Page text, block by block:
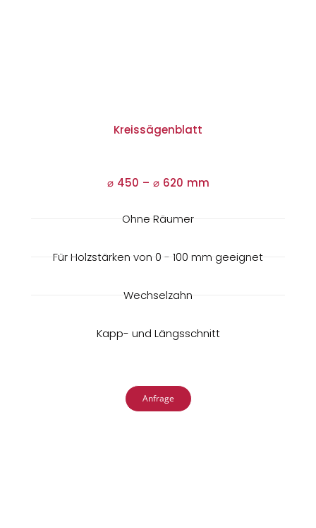
Kreissägenblatt
⌀ 450 – ⌀620 mm
Ohne Räumer
Für Holzstärken von 0 - 100 mm geeignet
Wechselzahn
Kapp- und Längsschnitt
Anfrage